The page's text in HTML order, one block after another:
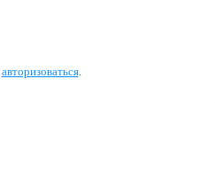
авторизоваться.